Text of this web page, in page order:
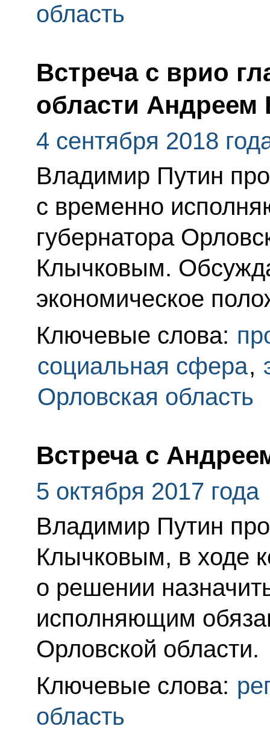
область
Встреча с врио
области
4 сентября 2018
Владимир Путин
с временно
губернатора
Клычковым.
экономическое
Ключевые слова:
социальная сфера,
Орловская область
Встреча с
5 октября 2017 года
Владимир Путин
Клычковым, в ходе
о решении
исполняющим
Орловской области.
Ключевые слова:
область